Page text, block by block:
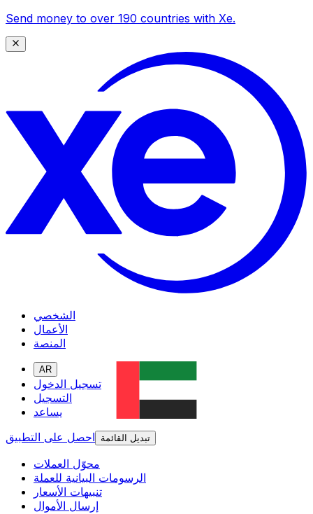
Send money to over 190 countries with Xe.
الشخصي
الأعمال
المنصة
AR
تسجيل الدخول
التسجيل
يساعد
احصل على التطبيق
تبديل القائمة
محوّل العملات
الرسومات البيانية للعملة
تنبيهات الأسعار
إرسال الأموال